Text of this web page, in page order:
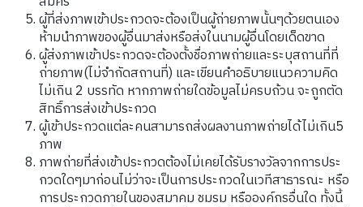
ผู้ที่ส่งภาพเข้าประกวดจะต้องเป็นผู้ถ่ายภาพนั้นๆด้วยตนเอง
ห้ามนำภาพของผู้อื่นมาส่งหรือส่งในนามผู้อื่นโดยเด็ดขาด
ผู้ส่งภาพเข้าประกวดจะต้องตั้งชื่อภาพถ่ายและระบุสถานที่ที่
ถ่ายภาพ(ไม่จำกัดสถานที่) และเขียนคำอธิบายแนวความคิด
ไม่เกิน 2 บรรทัด หากภาพถ่ายใดข้อมูลไม่ครบถ้วน จะถูกตัด
สิทธิ์การส่งเข้าประกวด
ผู้เข้าประกวดแต่ละคนสามารถส่งผลงานภาพถ่ายได้ไม่เกิน5
ภาพ
ภาพถ่ายที่ส่งเข้าประกวดต้องไม่เคยได้รับรางวัลจากการประ
กวดใดๆมาก่อนไม่ว่าจะเป็นการประกวดในเวทีสาธารณะ หรือ
การประกวดภายในของสมาคม ชมรม หรือองค์กรอื่นใด ทั้งนี้